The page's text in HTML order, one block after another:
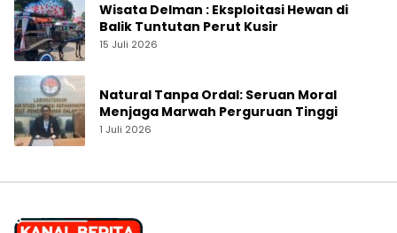
Wisata Delman : Eksploitasi Hewan di
Balik Tuntutan Perut Kusir
15 Juli 2026
Natural Tanpa Ordal: Seruan Moral
Menjaga Marwah Perguruan Tinggi
1 Juli 2026